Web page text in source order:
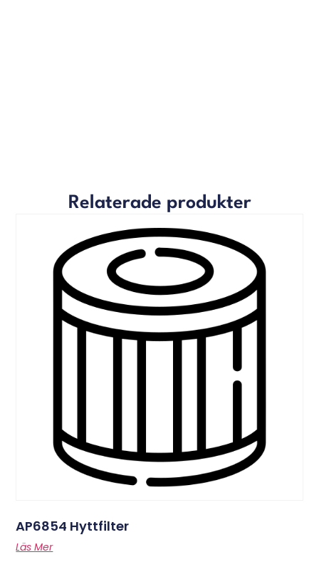
Relaterade produkter
AP6854 Hyttfilter
Läs Mer